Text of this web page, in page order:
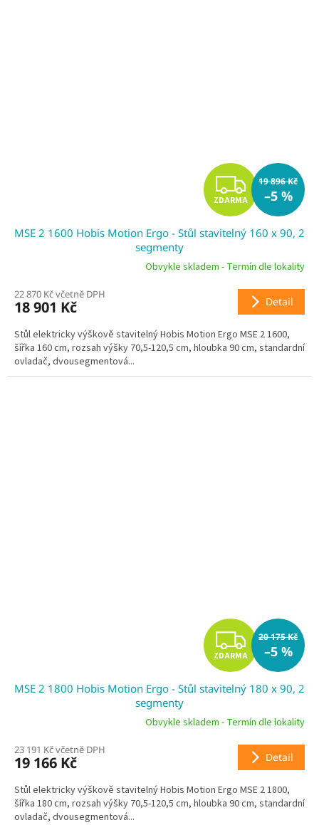
Z
D
A
R
M
A
ZDARMA
19 896 Kč
–5 %
MSE 2 1600 Hobis Motion Ergo - Stůl stavitelný 160 x 90, 2
segmenty
Obvykle skladem - Termín dle lokality
22 870 Kč včetně DPH
18 901 Kč Detail
Stůl elektricky výškově stavitelný Hobis Motion Ergo MSE 2 1600,
šířka 160 cm, rozsah výšky 70,5-120,5 cm, hloubka 90 cm, standardní
ovladač, dvousegmentová...
Z
D
A
R
M
A
ZDARMA
20 175 Kč
–5 %
MSE 2 1800 Hobis Motion Ergo - Stůl stavitelný 180 x 90, 2
segmenty
Obvykle skladem - Termín dle lokality
23 191 Kč včetně DPH
19 166 Kč Detail
Stůl elektricky výškově stavitelný Hobis Motion Ergo MSE 2 1800,
šířka 180 cm, rozsah výšky 70,5-120,5 cm, hloubka 90 cm, standardní
ovladač, dvousegmentová...